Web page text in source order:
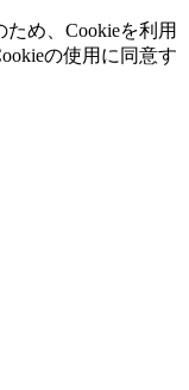
め、Cookieを利用
の使用に同意す